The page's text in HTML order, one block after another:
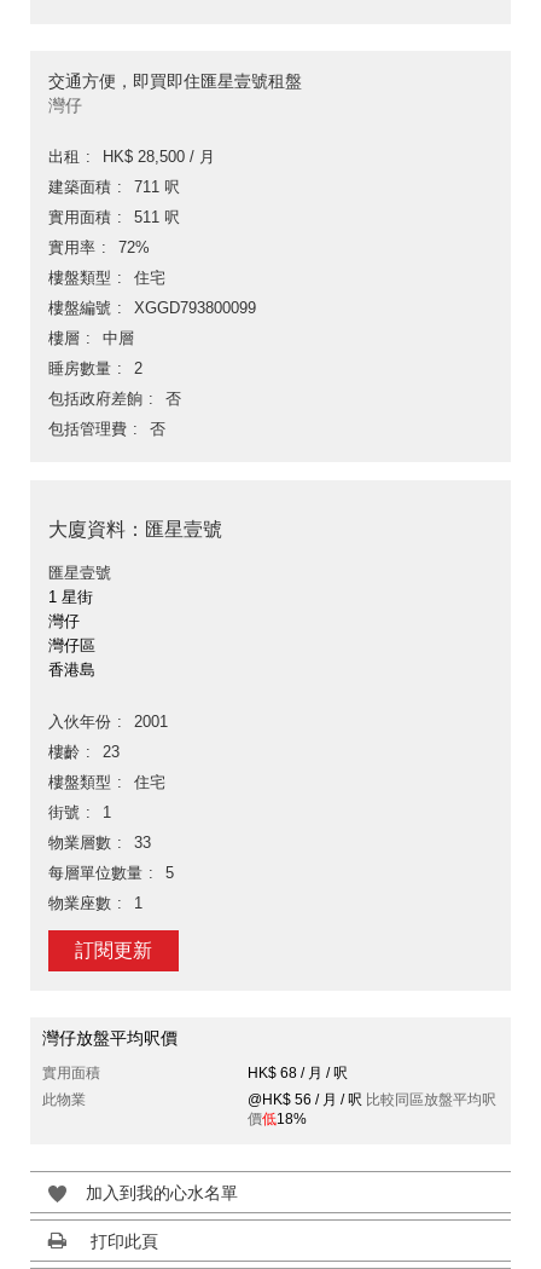
交通方便，即買即住匯星壹號租盤
灣仔
出租
HK$ 28,500 / 月
建築面積
711 呎
實用面積
511 呎
實用率
72%
樓盤類型
住宅
樓盤編號
XGGD793800099
樓層
中層
睡房數量
2
包括政府差餉
否
包括管理費
否
大廈資料：匯星壹號
匯星壹號
1 星街
灣仔
灣仔區
香港島
入伙年份
2001
樓齡
23
樓盤類型
住宅
街號
1
物業層數
33
每層單位數量
5
物業座數
1
訂閱更新
灣仔放盤平均呎價
實用面積
HK$ 68 / 月 / 呎
此物業
@HK$ 56 / 月 / 呎 比較同區放盤平均呎
價低18%
加入到我的心水名單
打印此頁